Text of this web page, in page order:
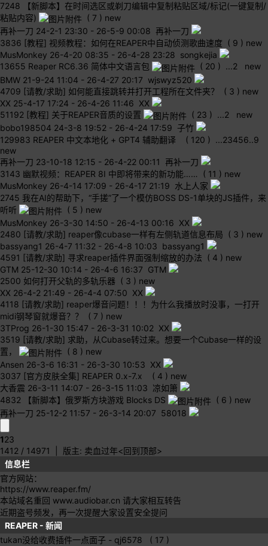
7248
【新脚本】在时间选区或剃刀编辑中复制粘贴区域/标记(一键复制/
粘贴内容)
( 7 ) new
再补一刀 24-2-1 23:30 - 26-5-9 00:08 再补一刀
3836 [教程] 视频教程：如何在REAPER中自动侦测歌曲速度 ( 9 ) new
MusMonkey 26-4-20 08:35 - 26-4-28 23:28 songkejia
13655 Reaper RC6.36 简体中文语言包 ( 20 ) ...2
new
BMW 21-9-24 11:04 - 26-4-27 20:17 wjswyz520
4709 [请教/求助] 如何能直接跳转并打开工程所在文件夹？ ( 3 ) new
XX 25-4-17 17:24 - 26-4-26 11:46 XX
51192 [教程] 关于REAPER音质的设置 ( 23 ) ...2
new
bobo198504 24-3-8 19:52 - 26-4-24 17:59 子竹
129983 REAPER 中文本地化 + GPT4 辅助翻译 ( 120 ) ...23456..9
new
再补一刀 23-10-18 12:15 - 26-4-22 00:11 再补一刀
3143 幽默视频：REAPER 8I 中即将带来的新功能…… ( 11 ) new
MusMonkey 26-4-14 17:09 - 26-4-17 21:19 水上人家
2745 我在AI的帮助下，“手搓”了一个模仿BOSS DS-1单块的JS插件，来
听听
( 5 ) new
MusMonkey 26-3-30 14:50 - 26-4-13 00:16 XX
2480 [请教/求助] reaper像cubase一样有左侧轨道信息布局 ( 3 ) new
bassyang1 26-4-7 11:32 - 26-4-8 10:03 bassyang1
4591 [请教/求助] 寻求reaper插件界面强制缩放的办法 ( 4 ) new
GTM 25-12-30 10:14 - 26-4-6 16:37 GTM
2500 如何打开父轨的多轨乐器 ( 3 ) new
XX 26-4-2 21:49 - 26-4-4 07:50 XX
4118 [请教/求助] reaper爆音问题！！！为什么我播放时没事，一打开
midi钢琴窗就爆音？？
( 7 ) new
3TProg 26-1-30 15:47 - 26-3-31 10:02 XX
3519 [请教/求助] 求助，从Cubase转过来。想要一个Cubase一样的设
置，
( 8 ) new
Ansen 26-3-6 16:31 - 26-3-30 10:53 XX
3037 [官方皮肤全集] REAPER 0.x-7.x ( 4 ) new
大香震 26-3-11 14:07 - 26-3-15 11:03 凉如箫
4832
【新脚本】俄罗斯方块游戏 Blocks DS ( 6 ) new
再补一刀 25-12-2 11:57 - 26-3-14 20:07 58018
123
1412 / 14971
| 版主: 卖血过年<回到顶部>
信息栏
官方网站：
https://www.reaper.fm/
本站域名重回 www.audiobar.cn 请大家相互转告
近期盗号频发，再一次提醒大家设置安全提问
REAPER - 新闻
tukan没给收费插件一点面子 - qj6578 ( 17 )